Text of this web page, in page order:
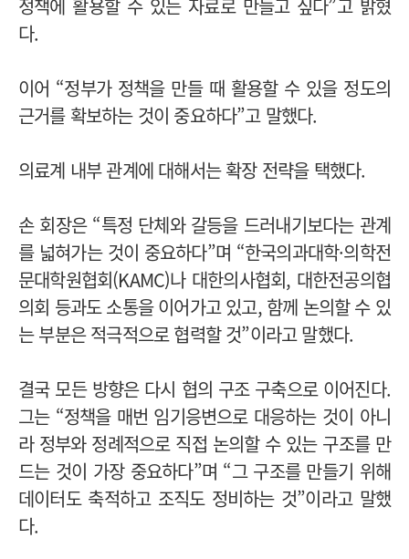
정책에 활용할 수 있는 자료로 만들고 싶다”고 밝혔
다.
이어 “정부가 정책을 만들 때 활용할 수 있을 정도의
근거를 확보하는 것이 중요하다”고 말했다.
의료계 내부 관계에 대해서는 확장 전략을 택했다.
손 회장은 “특정 단체와 갈등을 드러내기보다는 관계
를 넓혀가는 것이 중요하다”며 “한국의과대학·의학전
문대학원협회(KAMC)나 대한의사협회, 대한전공의협
의회 등과도 소통을 이어가고 있고, 함께 논의할 수 있
는 부분은 적극적으로 협력할 것”이라고 말했다.
결국 모든 방향은 다시 협의 구조 구축으로 이어진다.
그는 “정책을 매번 임기응변으로 대응하는 것이 아니
라 정부와 정례적으로 직접 논의할 수 있는 구조를 만
드는 것이 가장 중요하다”며 “그 구조를 만들기 위해
데이터도 축적하고 조직도 정비하는 것”이라고 말했
다.